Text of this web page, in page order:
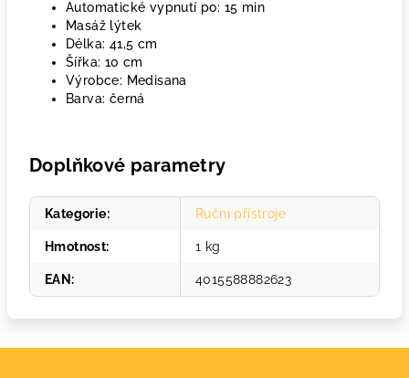
Automatické vypnutí po: 15 min
Masáž lýtek
Délka: 41,5 cm
Šířka: 10 cm
Výrobce: Medisana
Barva: černá
Doplňkové parametry
Kategorie: Ruční přístroje
Hmotnost: 1 kg
EAN : 4015588882623